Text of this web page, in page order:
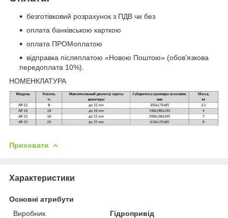
безготівковий розрахунок з ПДВ чи без
оплата банківською карткою
оплата ПРОМоплатою
відправка післяплатою «Новою Поштою» (обов'язкова
передоплата 10%).
НОМЕНКЛАТУРА
Приховати
Характеристики
Основні атрибути
Виробник
Гідропривід